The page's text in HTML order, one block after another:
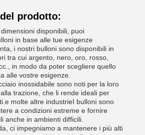
prodotto:
disponibili, puoi
in base alle tue esigenze
i nostri bulloni sono disponibili in
tra cui argento, nero, oro, rosso,
in modo da poter scegliere quello
alle vostre esigenze.
inossidabile sono noti per la loro
trazione, che li rende ideali per
molte altre industrieI bulloni sono
a condizioni estreme e fornire
anche in ambienti difficili.
ci impegniamo a mantenere i più alti